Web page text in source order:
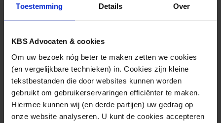
Toestemming Details Over
KBS Advocaten & cookies
Om uw bezoek nóg beter te maken zetten we cookies
(en vergelijkbare technieken) in. Cookies zijn kleine
tekstbestanden die door websites kunnen worden
gebruikt om gebruikerservaringen efficiënter te maken.
Hiermee kunnen wij (en derde partijen) uw gedrag op
onze website analyseren. U kunt de cookies accepteren
praktijk is, dat een behandelend arts louter feitelijke
informatie aan de Raad voor de Kinderbescherming
mag verstrekken. Het geven van een waardeoordeel
informatie is voorbehouden aan anderen, in dit geval
de Raad voor de Kinderbescherming en in het
uiterste geval de kinderrechter.